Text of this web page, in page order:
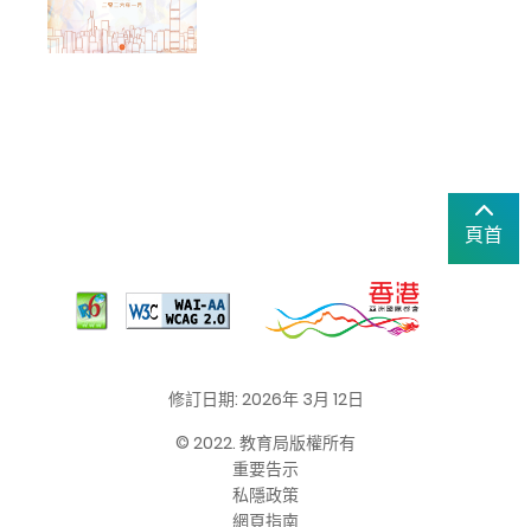
頁首
修訂日期: 2026年 3月 12日
© 2022. 教育局版權所有
重要告示
私隱政策
網頁指南